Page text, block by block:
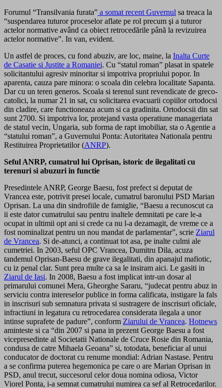
Forumul “Transilvania furata” a somat recent Guvernul sa treaca la
“suspendarea tuturor proceselor aflate pe rol precum şi a tuturor
actelor normative având ca obiect retrocedările până la revizuirea
actelor normative”. In van, evident.
Un astfel de proces, cu fond abuziv, are loc, maine, la Inalta Curte
de Casatie si Justite a Romaniei. Cu “statul roman” plasat in spatele
solicitantului agresiv minoritar si impotriva propriului popor. In
aparenta, cauza pare minora: o scoala din celebra localitate Sapanta.
Dar cu un teren generos. Scoala si terenul sunt revendicate de greco-
catolici, la numar 21 in sat, cu solicitarea evacuarii copiilor ortodocsi
din cladire, care functioneaza acum si ca gradinita. Ortodocsii din sat
sunt 2700. Si impotriva lor, protejand vasta operatiune manageriata
de statul vecin, Ungaria, sub forma de rapt imobiliar, sta o Agentie a
“statului roman”, a Guvernului Ponta: Autoritatea Nationala pentru
Restituirea Proprietatilor (ANRP).
Seful ANRP, cumatrul lui Oprisan, istoric de ilegalitati cu
terenuri si abuzuri in functie
Presedintele ANRP, George Baesu, fost prefect si deputat de
Vrancea este, potrivit presei locale, cumatrul baronului PSD Marian
Oprisan. La una din sindrofiile de famiglie, “Baesu a recunoscut ca
ii este dator cumatrului sau pentru inaltele demnitati pe care le-a
ocupat in ultimii opt ani si crede ca nu l-a dezamagit, de vreme ce a
fost nominalizat pentru un nou mandat de parlamentar”, scrie Ziarul
de Vrancea. Si de-atunci, a continuat tot asa, pe inalte culmi ale
cumetriei. In 2003, seful OPC Vrancea, Dumitru Dila, acuza
tandemul Oprisan-Baesu de grave ilegalitati, din apanajul mafiotic,
cu iz penal clar. Sunt prea multe ca sa le insiram aici. Le gasiti in
Ziarul de Iasi. In 2008, Baesu a fost implicat intr-un dosar al
primarului comunei Mera, Gheorghe Sararu, “judecat pentru abuz in
serviciu contra intereselor publice in forma calificata, instigare la fals
in inscrisuri sub semnatura privata si sustragere de inscrisuri oficiale,
infractiuni in legatura cu retrocedarea considerata ilegala a unor
intinse suprafete de padure”, conform Ziarului de Vrancea. Hotnews
aminteste si ca “din 2007 si pana in prezent George Baesu a fost
vicepresedinte al Societatii Nationale de Cruce Rosie din Romania,
condusa de catre Mihaela Geoana” si, totodata, beneficiar al unui
conducator de doctorat cu renume mondial: Adrian Nastase. Pentru
a se confirma puterea hegemonica pe care o are Marian Oprisan in
PSD, anul trecut, succesorul celor doua nomina odiosa, Victor
Viorel Ponta, i-a semnat cumatrului numirea ca sef al Retrocedarilor.